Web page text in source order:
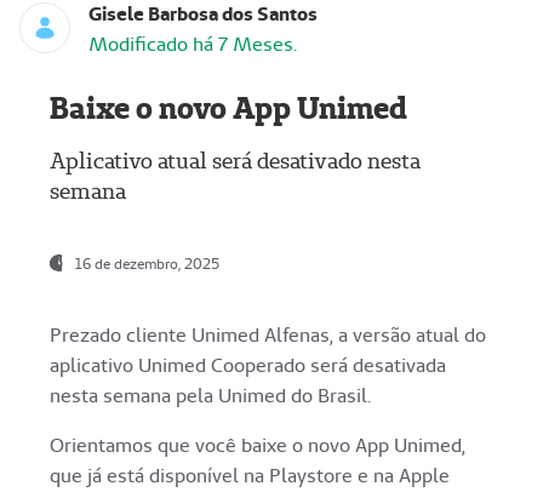
Gisele Barbosa dos Santos
Modificado há 7 Meses.
Baixe o novo App Unimed
Aplicativo atual será desativado nesta
semana
16 de dezembro, 2025
Prezado cliente Unimed Alfenas, a versão atual do
aplicativo Unimed Cooperado será desativada
nesta semana pela Unimed do Brasil.
Orientamos que você baixe o novo App Unimed,
que já está disponível na Playstore e na Apple